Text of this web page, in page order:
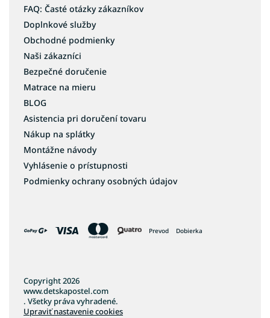
FAQ: Časté otázky zákazníkov
Doplnkové služby
Obchodné podmienky
Naši zákazníci
Bezpečné doručenie
Matrace na mieru
BLOG
Asistencia pri doručení tovaru
Nákup na splátky
Montážne návody
Vyhlásenie o prístupnosti
Podmienky ochrany osobných údajov
Prevod Dobierka
Copyright 2026
www.detskapostel.com
. Všetky práva vyhradené.
Upraviť nastavenie cookies